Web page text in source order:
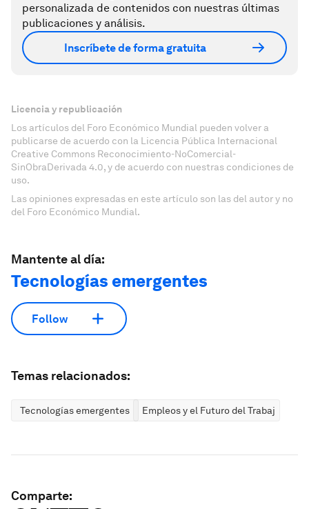
personalizada de contenidos con nuestras últimas
publicaciones y análisis.
Inscríbete de forma gratuita
Licencia y republicación
Los artículos del Foro Económico Mundial pueden volver a
publicarse de acuerdo con la Licencia Pública Internacional
Creative Commons Reconocimiento-NoComercial-
SinObraDerivada 4.0, y de acuerdo con nuestras condiciones de
uso.
Las opiniones expresadas en este artículo son las del autor y no
del Foro Económico Mundial.
Mantente al día:
Tecnologías emergentes
Follow
Temas relacionados:
Tecnologías emergentes Empleos y el Futuro del Trabajo
Comparte: